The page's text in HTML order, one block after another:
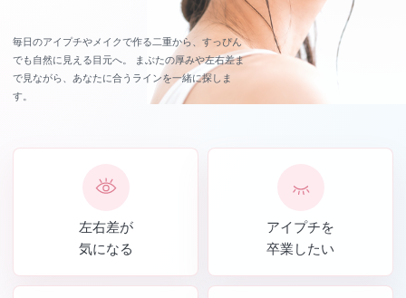
毎日のアイプチやメイクで作る二重から、すっぴん
でも自然に見える目元へ。
まぶたの厚みや左右差ま
で見ながら、あなたに合うラインを一緒に探しま
す。
左右差が
気になる
アイプチを
卒業したい